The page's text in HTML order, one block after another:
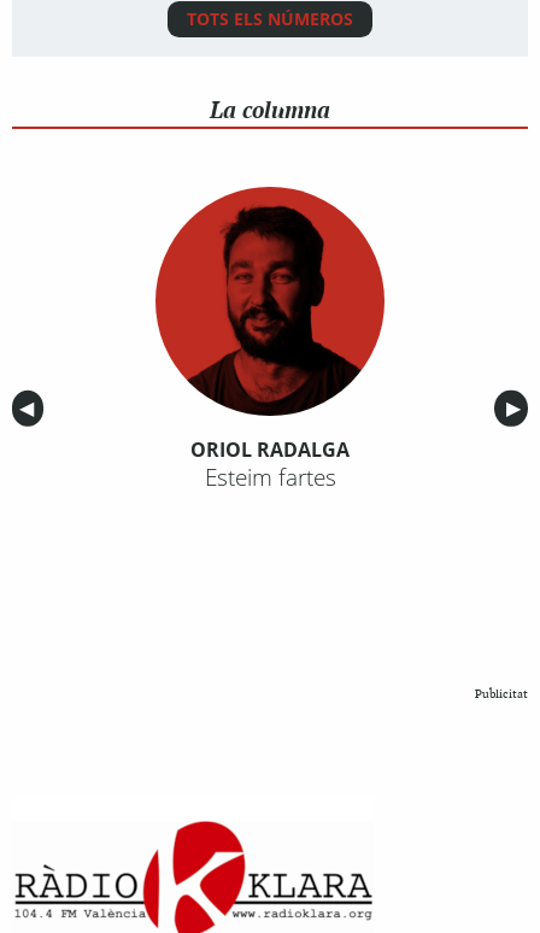
TOTS ELS NÚMEROS
La columna
Anterior
◀︎ ▶︎
ORIOL RADALGA
Esteim fartes
Publicitat